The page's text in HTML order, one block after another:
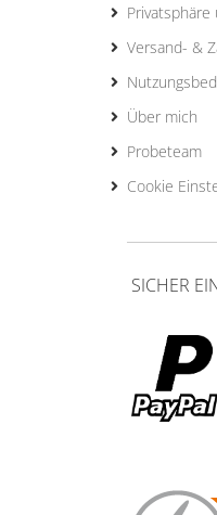
Versand- &
Über mich
Probeteam
Cookie
SICHER